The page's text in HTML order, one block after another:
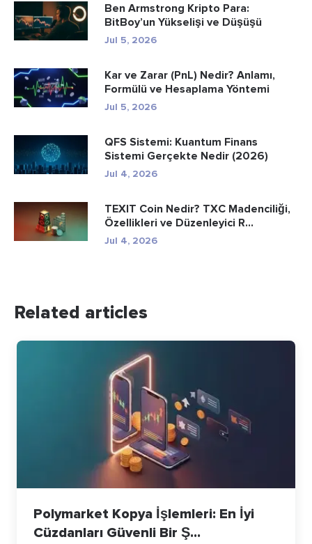
Ben Armstrong Kripto Para:
BitBoy’un Yükselişi ve Düşüşü
Jul 5, 2026
Kar ve Zarar (PnL) Nedir? Anlamı,
Formülü ve Hesaplama Yöntemi
Jul 5, 2026
QFS Sistemi: Kuantum Finans
Sistemi Gerçekte Nedir (2026)
Jul 4, 2026
TEXIT Coin Nedir? TXC Madenciliği,
Özellikleri ve Düzenleyici R...
Jul 4, 2026
Related articles
Polymarket Kopya İşlemleri: En İyi
Cüzdanları Güvenli Bir Ş...